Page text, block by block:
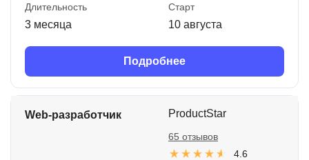
Длительность
3 месяца
Старт
10 августа
Подробнее
Web-разработчик ProductStar
4.6
65 отзывов